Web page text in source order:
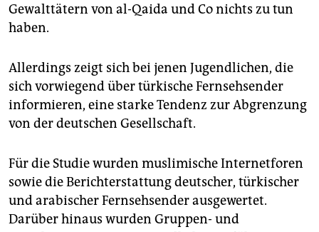
Gewalttätern von al-Qaida und Co nichts zu tun
haben.
Allerdings zeigt sich bei jenen Jugendlichen, die
sich vorwiegend über türkische Fernsehsender
informieren, eine starke Tendenz zur Abgrenzung
von der deutschen Gesellschaft.
Für die Studie wurden muslimische Internetforen
sowie die Berichterstattung deutscher, türkischer
und arabischer Fernsehsender ausgewertet.
Darüber hinaus wurden Gruppen- und